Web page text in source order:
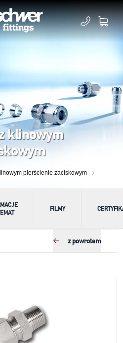
klinowym
pierścienie zaciskowym
FILMY
z powrotem